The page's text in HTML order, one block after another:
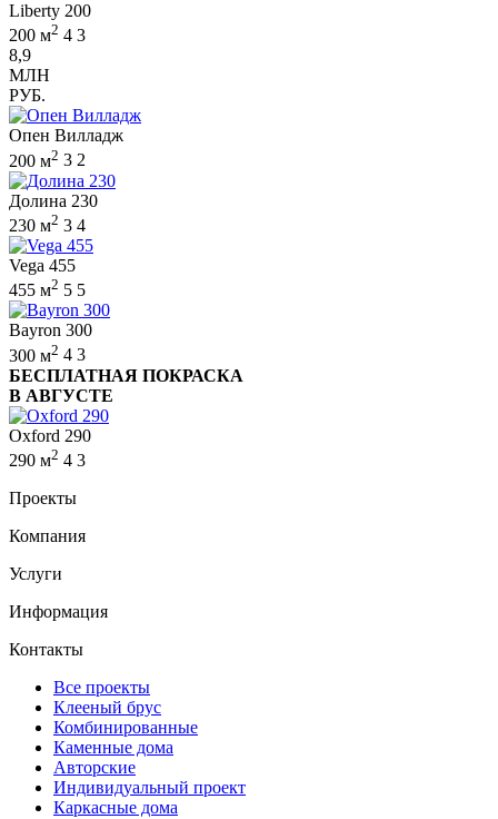
Liberty 200
200 м2 4 3
8,9
МЛН
РУБ.
Опен Вилладж
200 м2 3 2
Долина 230
230 м2 3 4
Vega 455
455 м2 5 5
Bayron 300
300 м2 4 3
БЕСПЛАТНАЯ ПОКРАСКА
В АВГУСТЕ
Oxford 290
290 м2 4 3
Проекты
Компания
Услуги
Информация
Контакты
Все проекты
Клееный брус
Комбинированные
Каменные дома
Авторские
Индивидуальный проект
Каркасные дома